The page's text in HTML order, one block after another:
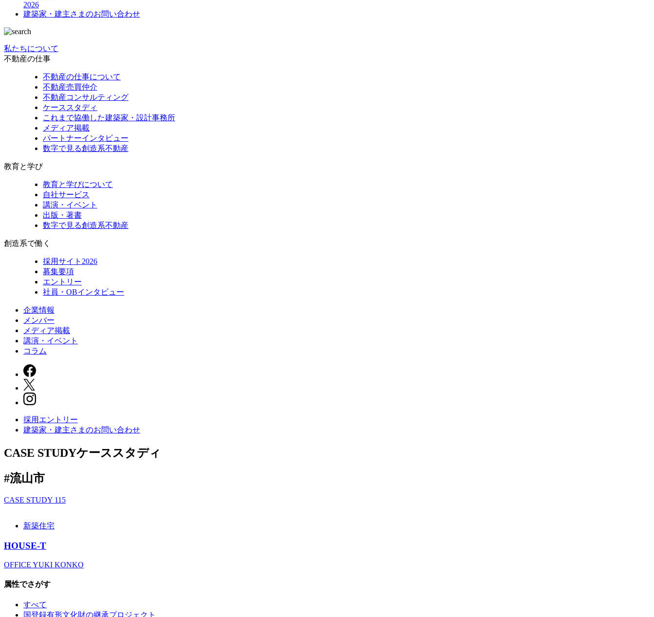
2026
建築家・建主さまのお問い合わせ
私たちについて
不動産の仕事
不動産の仕事について
不動産売買仲介
不動産コンサルティング
ケーススタディ
これまで協働した建築家・設計事務所
メディア掲載
パートナーインタビュー
数字で見る創造系不動産
教育と学び
教育と学びについて
自社サービス
講演・イベント
出版・著書
数字で見る創造系不動産
創造系で働く
採用サイト2026
募集要項
エントリー
社員・OBインタビュー
企業情報
メンバー
メディア掲載
講演・イベント
コラム
採用エントリー
建築家・建主さまのお問い合わせ
CASE STUDYケーススタディ
#流山市
CASE STUDY 115
新築住宅
HOUSE-T
OFFICE YUKI KONKO
属性でさがす
すべて
国登録有形文化財の継承プロジェクト